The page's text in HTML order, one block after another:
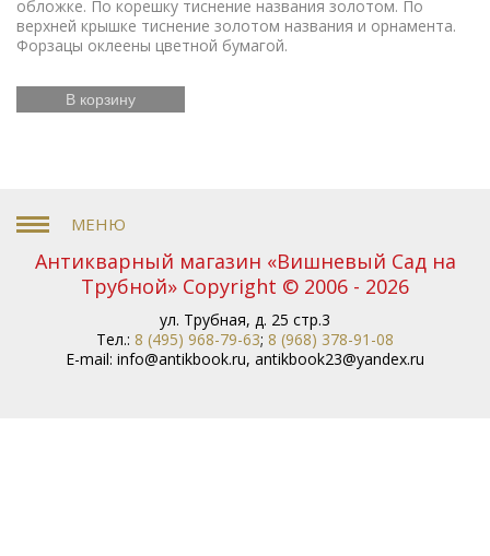
обложке. По корешку тиснение названия золотом. По
верхней крышке тиснение золотом названия и орнамента.
Форзацы оклеены цветной бумагой.
В корзину
Антикварный магазин «Вишневый Сад на
Трубной» Copyright © 2006 - 2026
ул. Трубная, д. 25 стр.3
Тел.: 8 (495) 968-79-63; 8 (968) 378-91-08
E-mail: info@antikbook.ru, antikbook23@yandex.ru